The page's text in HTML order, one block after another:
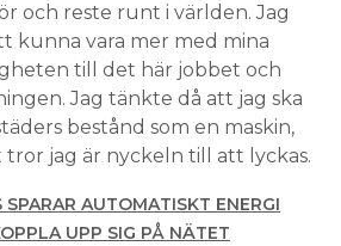
och reste runt i världen. Jag
kunna vara mer med mina
till det här jobbet och
Jag tänkte då att jag ska
bestånd som en maskin,
jag är nyckeln till att lyckas.
AUTOMATISKT ENERGI
UPP SIG PÅ NÄTET